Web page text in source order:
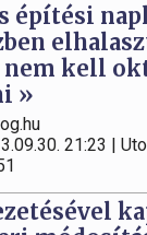
építési
nem kell
»
21:23 |